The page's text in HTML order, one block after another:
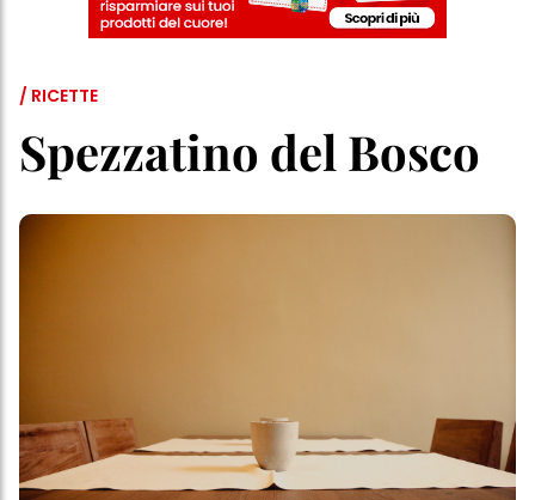
/ RICETTE
Spezzatino del Bosco